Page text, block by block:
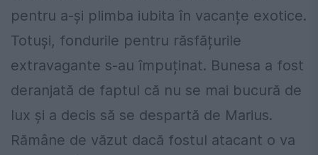
pentru a-și plimba iubita în vacanțe exotice.
Totuși, fondurile pentru răsfățurile
extravagante s-au împuținat. Bunesa a fost
deranjată de faptul că nu se mai bucură de
lux și a decis să se despartă de Marius.
Rămâne de văzut dacă fostul atacant o va